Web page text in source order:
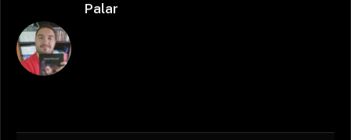
Palar